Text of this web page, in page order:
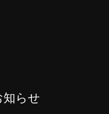
らせ